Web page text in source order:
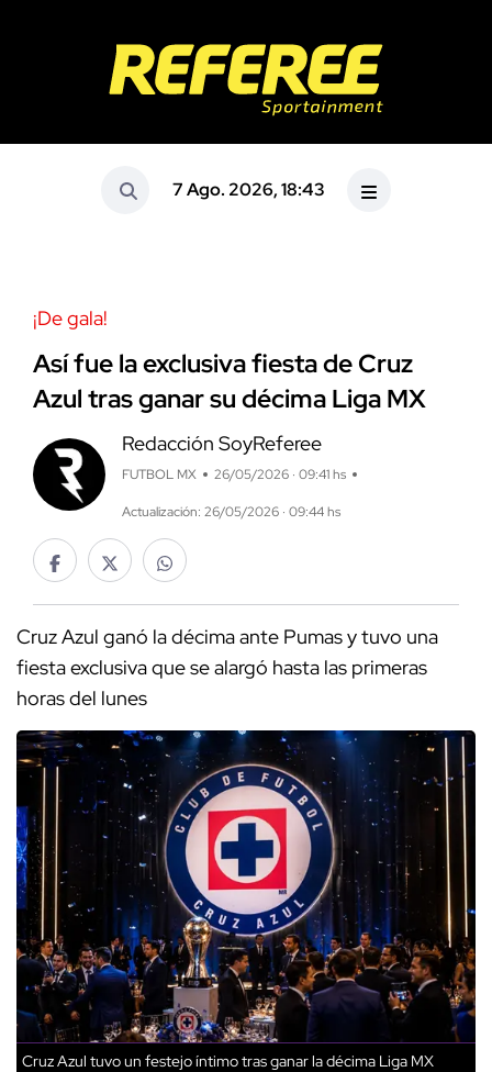
7 Ago. 2026, 18:43
¡De gala!
Así fue la exclusiva fiesta de Cruz
Azul tras ganar su décima Liga MX
Redacción SoyReferee
FUTBOL MX 26/05/2026 · 09:41 hs
Actualización: 26/05/2026 · 09:44 hs
Cruz Azul ganó la décima ante Pumas y tuvo una
fiesta exclusiva que se alargó hasta las primeras
horas del lunes
Cruz Azul tuvo un festejo íntimo tras ganar la décima Liga MX